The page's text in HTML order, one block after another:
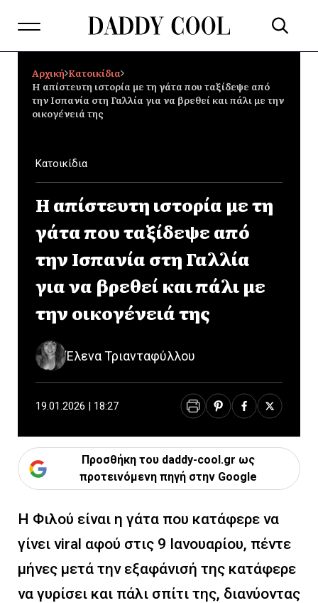
Αρχική Κατοικίδια
Η απίστευτη ιστορία με τη γάτα που ταξίδεψε από
την Ισπανία στη Γαλλία για να βρεθεί και πάλι με την
οικογένειά της
Κατοικίδια
Η απίστευτη ιστορία με τη
γάτα που ταξίδεψε από
την Ισπανία στη Γαλλία
για να βρεθεί και πάλι με
την οικογένειά της
Έλενα Τριανταφύλλου
19.01.2026 | 18:27
Προσθήκη του daddy-cool.gr ως
προτεινόμενη πηγή στην Google
Η Φιλού είναι η γάτα που κατάφερε να
γίνει viral αφού στις 9 Ιανουαρίου, πέντε
μήνες μετά την εξαφάνισή της κατάφερε
να γυρίσει και πάλι σπίτι της, διανύοντας